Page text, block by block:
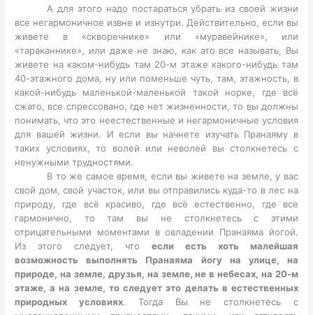
А для этого надо постараться убрать из своей жизни
все негармоничное извне и изнутри. Действительно, если вы
живете в «скворечнике» или «муравейнике», или
«тараканнике», или даже не знаю, как это все называть, Вы
живете на каком-нибудь там 20-м этаже какого-нибудь там
40-этажного дома, ну или поменьше чуть, там, этажность, в
какой-нибудь маленькой-маленькой такой норке, где всё
сжато, все спрессовано, где нет жизненности, то вы должны
понимать, что это неестественные и негармоничные условия
для вашей жизни. И если вы начнете изучать Пранаяму в
таких условиях, то волей или неволей вы столкнетесь с
ненужными трудностями.
В то же самое время, если вы живете на земле, у вас
свой дом, свой участок, или вы отправились куда-то в лес на
природу, где всё красиво, где всё естественно, где все
гармонично, то там вы не столкнетесь с этими
отрицательными моментами в овладении Пранаяма йогой.
Из этого следует, что если есть хоть малейшая
возможность выполнять Пранаяма йогу на улице, на
природе, на земле, друзья, на земле, не в небесах, на 20-м
этаже, а на земле, то следует это делать в естественных
природных условиях. Тогда Вы не столкнетесь с